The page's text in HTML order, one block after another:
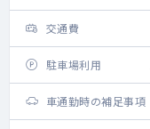
交通費
駐車場利用
車通勤時の補足事項